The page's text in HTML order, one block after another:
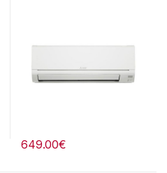
649.00€